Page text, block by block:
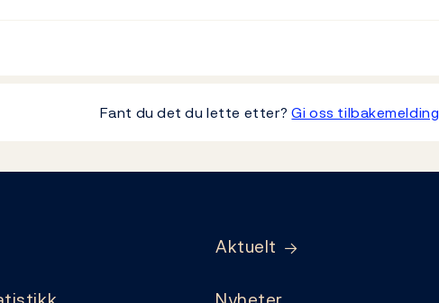
Fant du det du lette etter?Gi oss tilbakemelding
Aktuelt